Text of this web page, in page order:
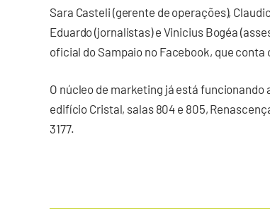
Sara Casteli (gerente de operações),
Eduardo (jornalistas) e Vinicius Bogéa
oficial do Sampaio no Facebook, que
O núcleo de marketing já está
edifício Cristal, salas 804 e 805,
3177.